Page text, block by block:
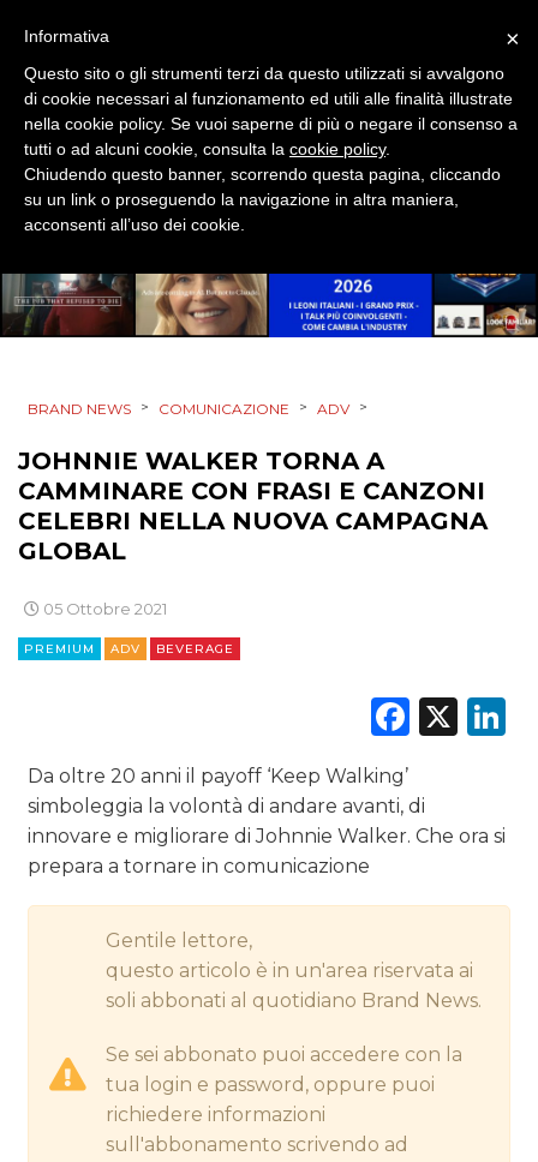
MOBILE
PROMOZIONI
PRODOTTI
CSR
CINEMA
DIGITALE
EDITORIA
ESTERNA
TV
RICERCHE
PREVISIONI/SCENARI
NORMATIVE
BRAND NEWS > COMUNICAZIONE > ADV >
JOHNNIE WALKER TORNA A
CAMMINARE CON FRASI E CANZONI
CELEBRI NELLA NUOVA CAMPAGNA
GLOBAL
05 Ottobre 2021
PREMIUM ADV BEVERAGE
X
Da oltre 20 anni il payoff ‘Keep Walking’
simboleggia la volontà di andare avanti, di
innovare e migliorare di Johnnie Walker. Che ora si
prepara a tornare in comunicazione
Gentile lettore,
questo articolo è in un'area riservata ai
soli abbonati al quotidiano Brand News.
Se sei abbonato puoi accedere con la
tua login e password, oppure puoi
richiedere informazioni
sull'abbonamento scrivendo ad
×
Informativa
Questo sito o gli strumenti terzi da questo utilizzati si avvalgono
di cookie necessari al funzionamento ed utili alle finalità illustrate
nella cookie policy. Se vuoi saperne di più o negare il consenso a
tutti o ad alcuni cookie, consulta la cookie policy.
Chiudendo questo banner, scorrendo questa pagina, cliccando
su un link o proseguendo la navigazione in altra maniera,
acconsenti all’uso dei cookie.